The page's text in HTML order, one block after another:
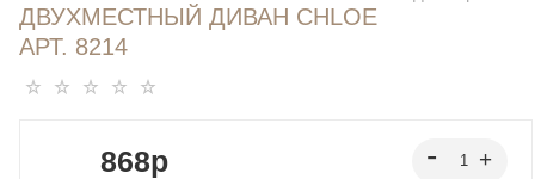
ДВУХМЕСТНЫЙ ДИВАН CHLOE
АРТ. 8214
868p